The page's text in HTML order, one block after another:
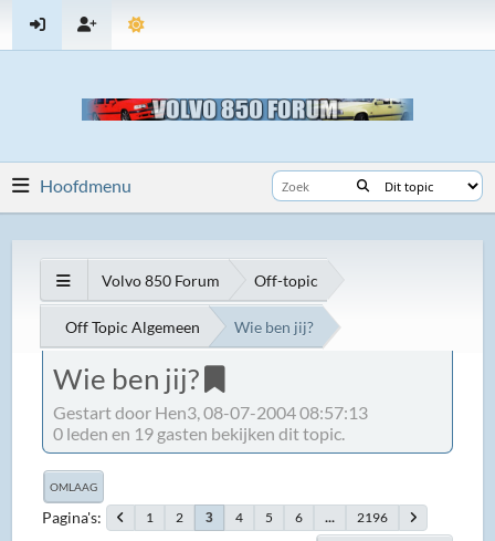
Hoofdmenu
Volvo 850 Forum Off-topic
Off Topic Algemeen Wie ben jij?
Wie ben jij?
Gestart door Hen3, 08-07-2004 08:57:13
0 leden en 19 gasten bekijken dit topic.
OMLAAG
Pagina's 1 2 3 4 5 6 ... 2196